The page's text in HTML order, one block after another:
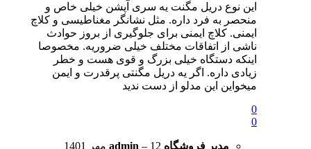
این نوع دریل مگنت یه سری آپشن خیلی خاص و
منحصر به فرد داره. مثل نشانگر مغناطیسی و کلاچ
ایمنی. کلاچ ایمنی برای جلوگیری از بروز حوادث
ناشی از اتفاقات مختلف خیلی ضروریه. مخصوصا
اینکه دستگاه خیلی بزرگ و قوی هست و خطر
زیادی داره. اگر یه دریل مگنتی پرقدرت و ایمن
میخواین این مدلو از دست ندید
0
0
مدیر فروشگاه admin – 12 مهر 1401